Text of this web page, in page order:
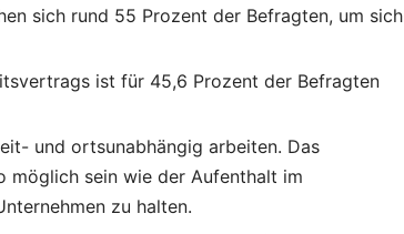
sich rund 55 Prozent der Befragten, um sich
ist für 45,6 Prozent der Befragten
und ortsunabhängig arbeiten. Das
möglich sein wie der Aufenthalt im
zu halten.